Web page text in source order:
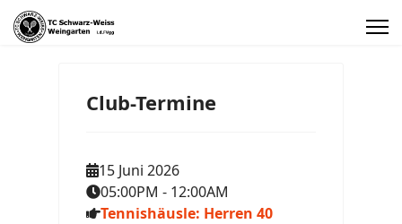
Club-Termine
15 Juni 2026
05:00PM - 12:00AM
Tennishäusle: Herren 40